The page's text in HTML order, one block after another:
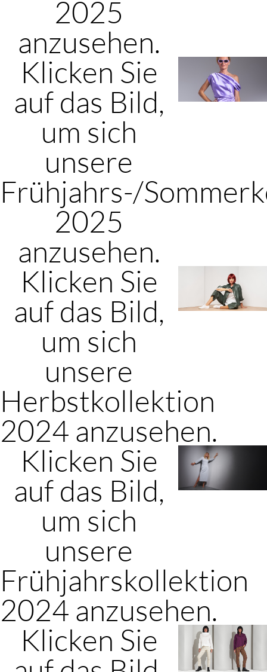
2025
anzusehen.
Klicken Sie
auf das Bild,
um sich
unsere
Frühjahrs-/
2025
anzusehen.
Klicken Sie
auf das Bild,
um sich
unsere
Herbstkollektion
2024 anzusehen.
Klicken Sie
auf das Bild,
um sich
unsere
Frühjahrskollektion
2024 anzusehen.
Klicken Sie